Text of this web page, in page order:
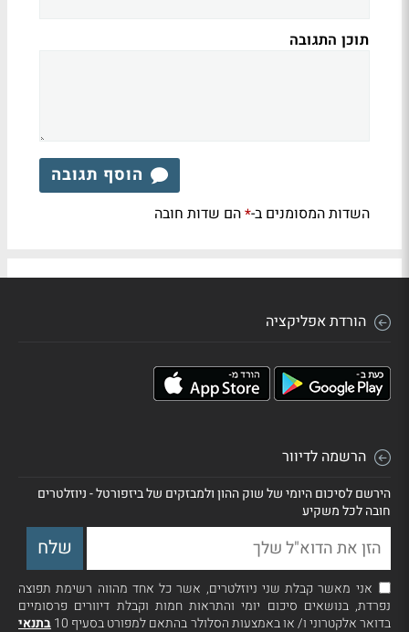
תוכן התגובה
הוסף תגובה
השדות המסומנים ב-*הם שדות חובה
הורדת אפליקציה
הרשמה לדיוור
הירשם לסיכום היומי של שוק ההון ולמבזקים של ביזפורטל - ניוזלטרים
חובה לכל משקיע
אני מאשר קבלת שני ניוזלטרים, אשר כל אחד מהווה רשימת תפוצה
נפרדת, בנושאים סיכום יומי והתראות חמות וקבלת דיוורים פרסומיים
בדואר אלקטרוני ו/ או באמצעות הסלולר בהתאם למפורט בסעיף 10
בתנאי